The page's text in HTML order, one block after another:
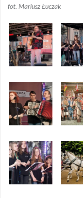
fot. Mariusz Łuczak